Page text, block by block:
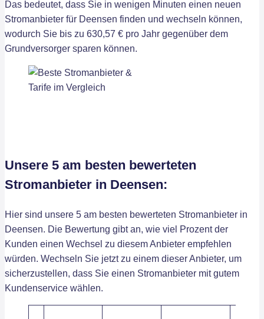
Das bedeutet, dass Sie in wenigen Minuten einen neuen
Stromanbieter für Deensen finden und wechseln können,
wodurch Sie bis zu 630,57 € pro Jahr gegenüber dem
Grundversorger sparen können.
Unsere 5 am besten bewerteten
Stromanbieter in Deensen:
Hier sind unsere 5 am besten bewerteten Stromanbieter in
Deensen. Die Bewertung gibt an, wie viel Prozent der
Kunden einen Wechsel zu diesem Anbieter empfehlen
würden. Wechseln Sie jetzt zu einem dieser Anbieter, um
sicherzustellen, dass Sie einen Stromanbieter mit gutem
Kundenservice wählen.